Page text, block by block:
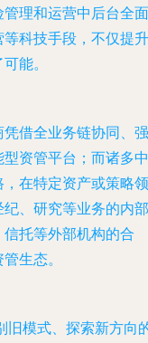
理和运营中后台全面
科技手段，不仅提升
能。
借全业务链协同、强
资管平台；而诸多中
在特定资产或策略领
、研究等业务的内部
托等外部机构的合
生态。
旧模式、探索新方向